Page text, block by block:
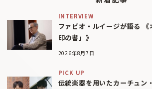
INTERVIEW
ファビオ・ルイージが語る
印の書」》
2026年8月7日
PICK UP
伝統楽器を用いたカーチュン